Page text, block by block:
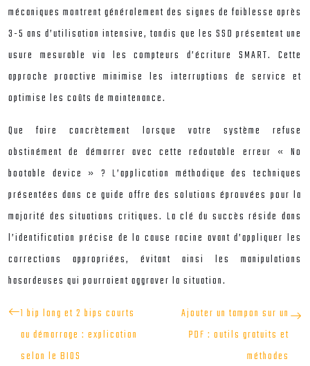
mécaniques montrent généralement des signes de faiblesse après
3-5 ans d’utilisation intensive, tandis que les SSD présentent une
usure mesurable via les compteurs d’écriture SMART. Cette
approche proactive minimise les interruptions de service et
optimise les coûts de maintenance.
Que faire concrètement lorsque votre système refuse
obstinément de démarrer avec cette redoutable erreur « No
bootable device » ? L’application méthodique des techniques
présentées dans ce guide offre des solutions éprouvées pour la
majorité des situations critiques. La clé du succès réside dans
l’identification précise de la cause racine avant d’appliquer les
corrections appropriées, évitant ainsi les manipulations
hasardeuses qui pourraient aggraver la situation.
1 bip long et 2 bips courts
au démarrage : explication
selon le BIOS
Ajouter un tampon sur un
PDF : outils gratuits et
méthodes